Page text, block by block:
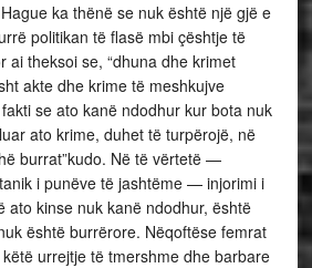
ka thënë se nuk është një gjë e
politikan të flasë mbi çështje të
ai theksoi se, “dhuna dhe krimet
akte dhe krime të meshkujve
se ato kanë ndodhur kur bota nuk
ato krime, duhet të turpërojë, në
burrat”kudo. Në të vërtetë —
i punëve të jashtëme — injorimi i
ato kinse nuk kanë ndodhur, është
është burrërore. Nëqoftëse femrat
urrejtje të tmershme dhe barbare